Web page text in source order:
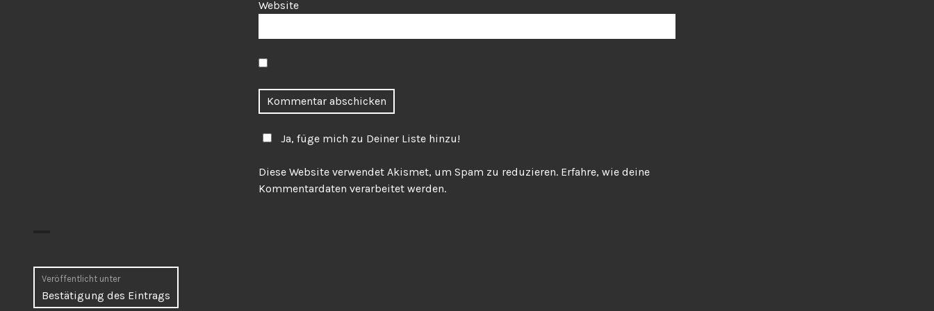
Website
Ja, füge mich zu Deiner Liste hinzu!
Diese Website verwendet Akismet, um Spam zu reduzieren. Erfahre, wie deine
Kommentardaten verarbeitet werden.
Beitragsnavigation
Veröffentlicht unter
Bestätigung des Eintrags